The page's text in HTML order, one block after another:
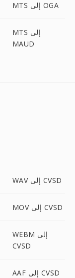
MTS إلى OGA
MTS إلى
MAUD
WAV إلى CVSD
MOV إلى CVSD
WEBM إلى
CVSD
AAF إلى CVSD